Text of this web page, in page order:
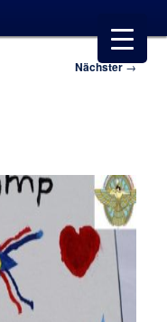
Nächster→